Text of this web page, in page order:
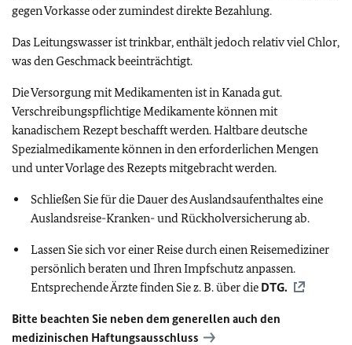
gegen Vorkasse oder zumindest direkte Bezahlung.
Das Leitungswasser ist trinkbar, enthält jedoch relativ viel Chlor,
was den Geschmack beeinträchtigt.
Die Versorgung mit Medikamenten ist in Kanada gut.
Verschreibungspflichtige Medikamente können mit
kanadischem Rezept beschafft werden. Haltbare deutsche
Spezialmedikamente können in den erforderlichen Mengen
und unter Vorlage des Rezepts mitgebracht werden.
Schließen Sie für die Dauer des Auslandsaufenthaltes eine
Auslandsreise-Kranken- und Rückholversicherung ab.
Lassen Sie sich vor einer Reise durch einen Reisemediziner
persönlich beraten und Ihren Impfschutz anpassen.
Entsprechende Ärzte finden Sie z. B. über die DTG.
Bitte beachten Sie neben dem generellen auch den
medizinischen Haftungsausschluss